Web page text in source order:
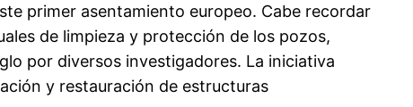
primer asentamiento europeo. Cabe recordar
de limpieza y protección de los pozos,
por diversos investigadores. La iniciativa
y restauración de estructuras